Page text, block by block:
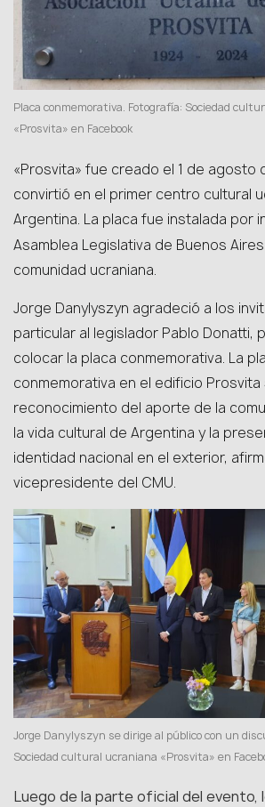
Placa conmemorativa. Fotografía: Sociedad
«Prosvita» en Facebook
«Prosvita» fue creado el 1 de agosto
convirtió en el primer centro cultural
Argentina. La placa fue instalada por
Asamblea Legislativa de Buenos
comunidad ucraniana.
Jorge Danylyszyn agradeció a los
particular al legislador Pablo Donatti,
colocar la placa conmemorativa. La
conmemorativa en el edificio Prosvita
reconocimiento del aporte de la
la vida cultural de Argentina y la
identidad nacional en el exterior,
vicepresidente del CMU.
Jorge Danylyszyn se dirige al público con un
Sociedad cultural ucraniana «Prosvita» en
Luego de la parte oficial del evento,